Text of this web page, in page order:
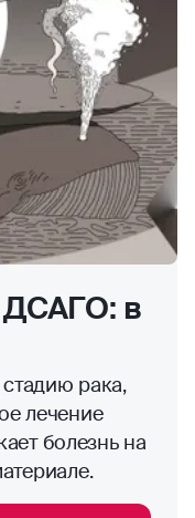
в
рака,
лечение
болезнь на